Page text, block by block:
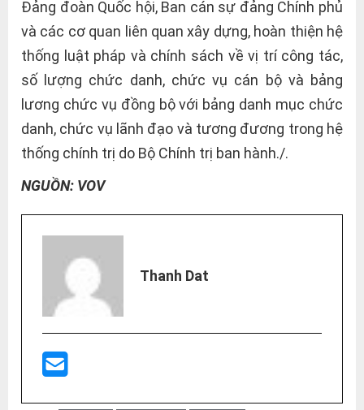
Đảng đoàn Quốc hội, Ban cán sự đảng Chính phủ
và các cơ quan liên quan xây dựng, hoàn thiện hệ
thống luật pháp và chính sách về vị trí công tác,
số lượng chức danh, chức vụ cán bộ và bảng
lương chức vụ đồng bộ với bảng danh mục chức
danh, chức vụ lãnh đạo và tương đương trong hệ
thống chính trị do Bộ Chính trị ban hành./.
NGUỒN: VOV
Thanh Dat